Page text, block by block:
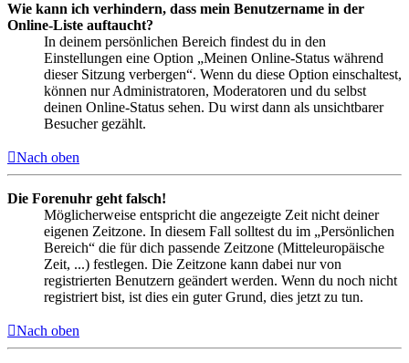
Wie kann ich verhindern, dass mein Benutzername in der
Online-Liste auftaucht?
In deinem persönlichen Bereich findest du in den
Einstellungen eine Option „Meinen Online-Status während
dieser Sitzung verbergen“. Wenn du diese Option einschaltest,
können nur Administratoren, Moderatoren und du selbst
deinen Online-Status sehen. Du wirst dann als unsichtbarer
Besucher gezählt.
Nach oben
Die Forenuhr geht falsch!
Möglicherweise entspricht die angezeigte Zeit nicht deiner
eigenen Zeitzone. In diesem Fall solltest du im „Persönlichen
Bereich“ die für dich passende Zeitzone (Mitteleuropäische
Zeit, ...) festlegen. Die Zeitzone kann dabei nur von
registrierten Benutzern geändert werden. Wenn du noch nicht
registriert bist, ist dies ein guter Grund, dies jetzt zu tun.
Nach oben